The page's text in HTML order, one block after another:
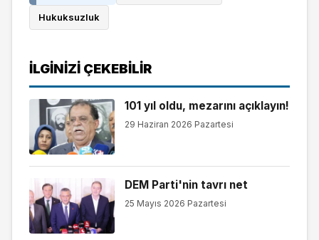
Hukuksuzluk
İLGINIZI ÇEKEBILIR
101 yıl oldu, mezarını açıklayın!
29 Haziran 2026 Pazartesi
DEM Parti'nin tavrı net
25 Mayıs 2026 Pazartesi